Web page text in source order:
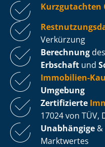
Kurzgutachten
Verkürzung
Berechnung des
Erbschaft und
Immobilien-
Umgebung
Zertifizierte
17024 von TÜV,
Unabhängige &
Marktwertes